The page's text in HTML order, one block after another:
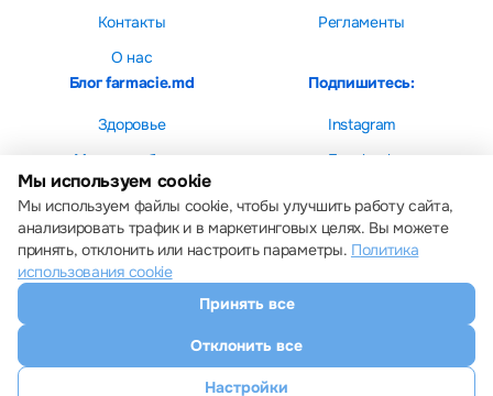
Контакты
О нас
Регламенты
Блог farmacie.md
Здоровье
Мама и ребенок
Красота
Подпишитесь:
Instagram
Facebook
Все права защищены © 2013 – 2026 Farmacie.md
Скачайте наше приложение
Настройки cookie
Мы используем cookie
Мы используем файлы cookie, чтобы улучшить работу сайта,
анализировать трафик и в маркетинговых целях. Вы можете
принять, отклонить или настроить параметры. Политика
использования cookie
Принять все
Отклонить все
Настройки